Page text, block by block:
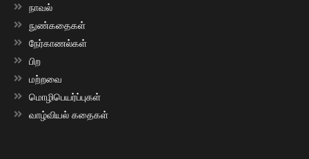
நாவல்
நுண்கதைகள்
நேர்காணல்கள்
பிற
மற்றவை
மொழிபெயர்ப்புகள்
வாழ்வியல் கதைகள்